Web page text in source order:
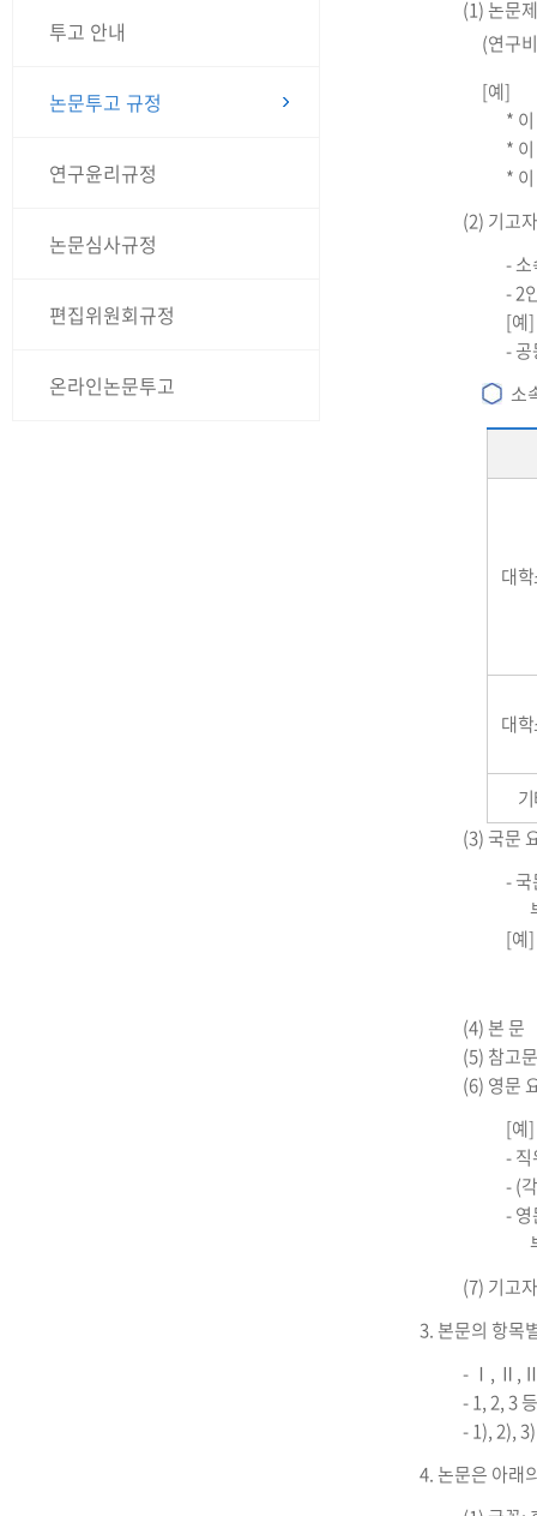
투고 안내
논문투고 규정
연구윤리규정
논문심사규정
편집위원회규정
온라인논문투고
(1) 논문
(연구
[예]
*
*
*
(2) 기고
-
- 2
[예
-
소
대
대
(3) 국문
-
[예]
(4) 본 문
(5) 참고
(6) 영문
[예
-
- (
-
(7) 기고
3. 본문의 항목
- Ⅰ, Ⅱ, Ⅲ
- 1, 2, 3
- 1), 2),
4. 논문은 아래